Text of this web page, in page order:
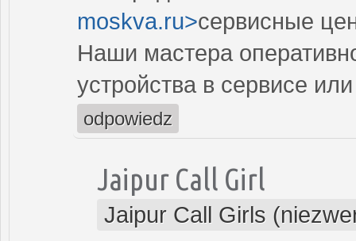
moskva.ru>сервисные
Наши мастера
устройства в сервисе
odpowiedz
Jaipur Call Girl
Jaipur Call Girls